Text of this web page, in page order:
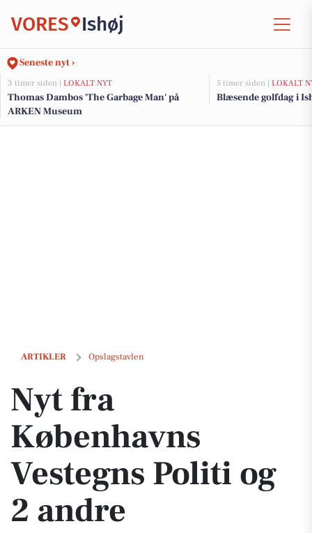
VORES Ishøj
Seneste nyt ›
3 timer siden | LOKALT NYT
Thomas Dambos 'The Garbage Man' på
ARKEN Museum
5 timer siden | LOKALT
Blæsende golfdag i
ARTIKLER Opslagstavlen
Nyt fra Københavns Vestegns Politi og 2 andre
Nyt fra
Københavns
Vestegns Politi og
2 andre